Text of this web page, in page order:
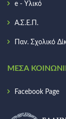
e - Υλικό
Α.Σ.Ε.Π.
Παν. Σχολικό
ΜΈΣΑ
Facebook Page